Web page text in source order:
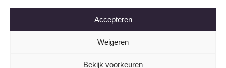
Accepteren
Weigeren
Bekijk voorkeuren